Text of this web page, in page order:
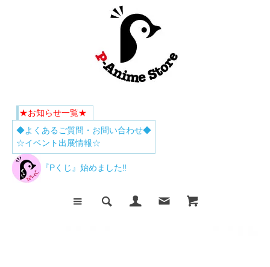
★お知らせ一覧★
◆よくあるご質問・お問い合わせ◆
☆イベント出展情報☆
『Pくじ』始めました‼